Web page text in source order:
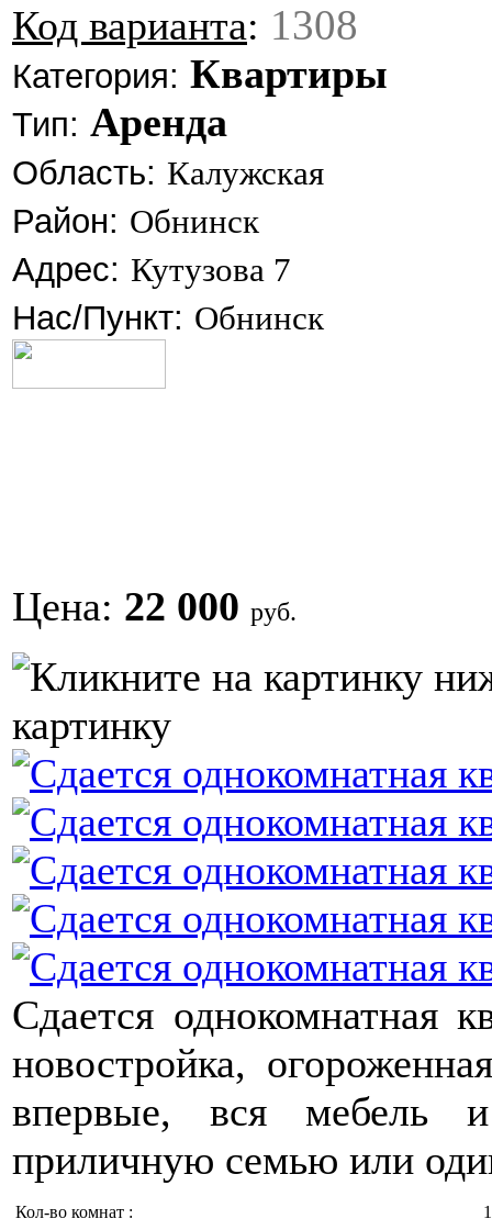
Код варианта: 1308
Категория: Квартиры
Тип: Аренда
Область: Калужская
Район: Обнинск
Адрес: Кутузова 7
Нас/Пункт: Обнинск
Цена: 22 000 руб.
картинку
Сдается однокомнатная
новостройка,
впервые, вся мебель
приличную семью или
Кол-во комнат : 1